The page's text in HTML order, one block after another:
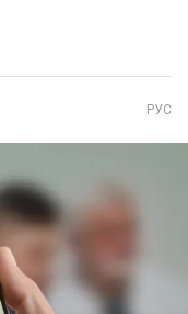
РУС